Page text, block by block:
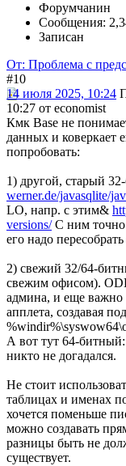
Форумчанин
Сообщения:
Записан
От: Проблема с
#10
14 июля 2025, 10:24
10:27 от economist
Кмк Base не
данных и коверкает
попробовать:
1) другой, старый
werner.de/javasqlite/
LO, напр. с этим&
versions/С ним точно
его надо
2) свежий 32/64-
свежим офисом).
админа, и еще важно
апплета, создавая
А вот тут 64-
никто не догадался.
Не стоит
таблицах и именах
хочется поменьше
можно создавать
разницы быть не
существует.